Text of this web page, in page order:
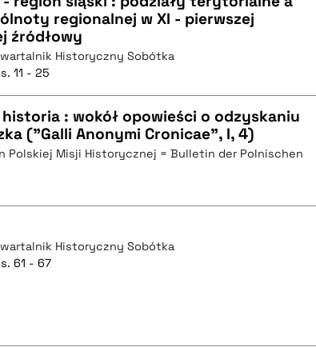
regionalnej w XI - pierwszej
źródłowy
Historyczny Sobótka
11 - 25
: wokół opowieści o odzyskaniu
("Galli Anonymi Cronicae", I, 4)
Polskiej Misji Historycznej = Bulletin der Polnischen
Historyczny Sobótka
61 - 67